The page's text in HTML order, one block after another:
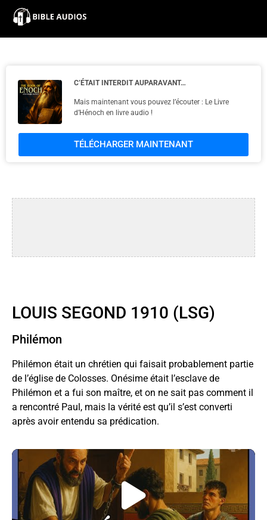
×
Audio
Bible
Copyright
Download
C’ÉTAIT INTERDIT AUPARAVANT…
Mais maintenant vous pouvez l’écouter : Le Livre
d’Hénoch en livre audio !
TÉLÉCHARGER MAINTENANT
LOUIS SEGOND 1910 (LSG)
Philémon
Philémon était un chrétien qui faisait probablement partie
de l’église de Colosses. Onésime était l’esclave de
Philémon et a fui son maître, et on ne sait pas comment il
a rencontré Paul, mais la vérité est qu’il s’est converti
après avoir entendu sa prédication.